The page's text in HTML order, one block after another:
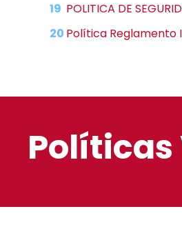
POLITICA DE
Política Reglamento